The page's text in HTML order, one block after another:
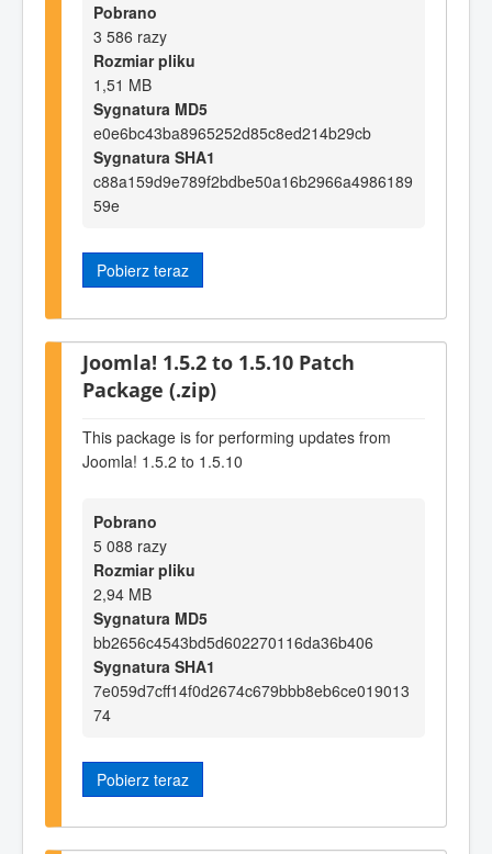
Pobrano
3 586 razy
Rozmiar pliku
1,51 MB
Sygnatura MD5
e0e6bc43ba8965252d85c8ed214b29cb
Sygnatura SHA1
c88a159d9e789f2bdbe50a16b2966a4986189
59e
Pobierz teraz
Joomla! 1.5.2 to 1.5.10 Patch
Package (.zip)
This package is for performing updates from
Joomla! 1.5.2 to 1.5.10
Pobrano
5 088 razy
Rozmiar pliku
2,94 MB
Sygnatura MD5
bb2656c4543bd5d602270116da36b406
Sygnatura SHA1
7e059d7cff14f0d2674c679bbb8eb6ce019013
74
Pobierz teraz